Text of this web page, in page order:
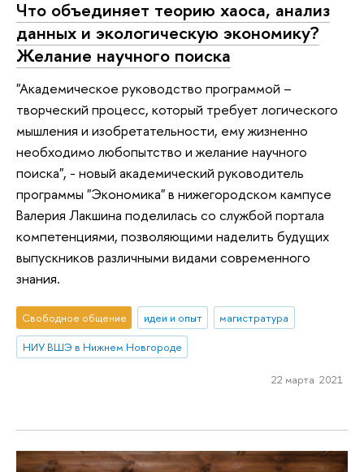
Что объединяет теорию хаоса, анализ
данных и экологическую экономику?
Желание научного поиска
"Академическое руководство программой –
творческий процесс, который требует логического
мышления и изобретательности, ему жизненно
необходимо любопытство и желание научного
поиска", - новый академический руководитель
программы "Экономика" в нижегородском кампусе
Валерия Лакшина поделилась со службой портала
компетенциями, позволяющими наделить будущих
выпускников различными видами современного
знания.
Свободное общение идеи и опыт
магистратура
НИУ ВШЭ в Нижнем Новгороде
22 марта 2021